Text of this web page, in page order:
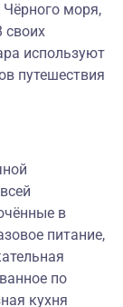
моря,
своих
используют
путешествия
в
питание,
по
кухня